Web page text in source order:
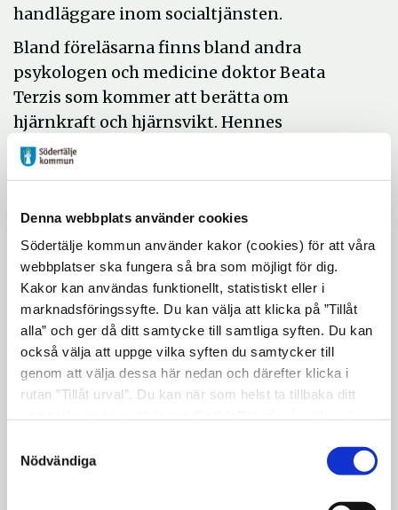
Denna webbplats använder cookies
Södertälje kommun använder kakor (cookies) för att våra
webbplatser ska fungera så bra som möjligt för dig.
Kakor kan användas funktionellt, statistiskt eller i
marknadsföringssyfte. Du kan välja att klicka på ”Tillåt
alla” och ger då ditt samtycke till samtliga syften. Du kan
också välja att uppge vilka syften du samtycker till
genom att välja dessa här nedan och därefter klicka i
rutan ”Tillåt urval”. Du kan när som helst ta tillbaka ditt
"Visa detaljer" kan du läsa om hur kakorna används och
hur vi och våra leverantörer inhämtar och behandlar
Nödvändiga
handläggare inom socialtjänsten.
Bland föreläsarna finns bland andra
psykologen och medicine doktor Beata
Terzis som kommer att berätta om
hjärnkraft och hjärnsvikt. Hennes
föreläsning tar sin utgångspunkt i hur
anhöriga på ett bättre sätt kan förstå sina
som drabbas av kognitiva nedsättningar.
Tid: Torsdag 6 oktober klockan 14:30-19:30
Plats: Tom Tits Experiment, Storgatan 33,
Södertälje
Eventet är kostnadsfritt och du kan komma
och gå som du vill.
Anhörigdagen 2022 startar! Vi ses